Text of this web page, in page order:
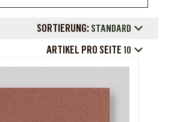
SORTIERUNG: STANDARD
ARTIKEL PRO SEITE 10